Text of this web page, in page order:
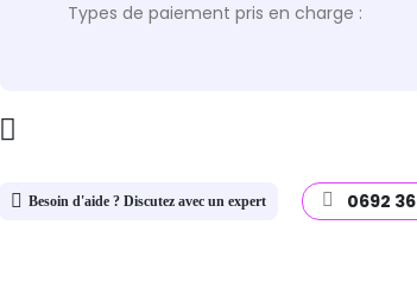
Types de paiement pris en charge :
Besoin d'aide ? Discutez avec un expert 0692